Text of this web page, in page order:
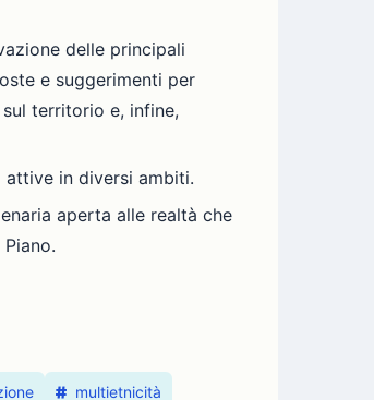
delle principali
e suggerimenti per
territorio e, infine,
in diversi ambiti.
aperta alle realtà che
multietnicità